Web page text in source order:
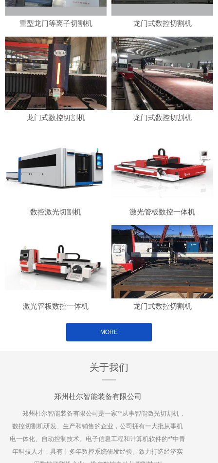
重型龙门等离子切割机 龙门式数控切割机
龙门式数控切割机 龙门式数控切割机
数控激光切割机 激光管板数控一体机
激光管板数控一体机 龙门式数控切割机
MORE
关于我们
郑州杜尔智能装备有限公司
郑州杜尔智能装备有限公司是一家**从事智能激光切割机，
数控切割机研发、生产和销售的企业，公司拥有一大批从事机
电一体化、自动控制技术、电子信息工程和计算机软件的**中青
年科技人才，具有十多年数控系统研发经验。致力打造经济实